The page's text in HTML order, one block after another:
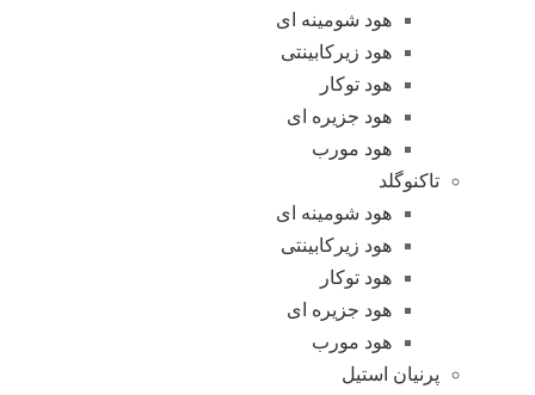
هود شومینه ای
هود زیرکابینتی
هود توکار
هود جزیره ای
هود مورب
تاکنوگلد
هود شومینه ای
هود زیرکابینتی
هود توکار
هود جزیره ای
هود مورب
پرنیان استیل